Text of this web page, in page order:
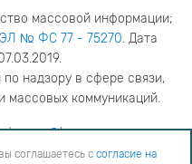
массовой информации;
ЭЛ № ФС 77 - 75270. Дата
надзору в сфере связи,
массовых коммуникаций.
81555-79-516
соглашаетесь с согласие на